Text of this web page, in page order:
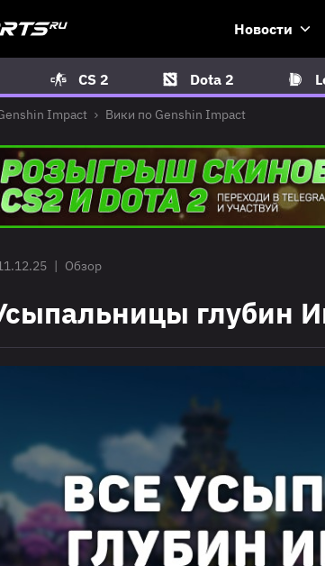
Новости
CS 2 Dota 2
Impact Вики по Genshin Impact
| Обзор
глубин